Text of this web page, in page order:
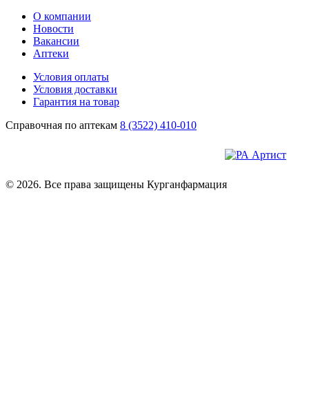
О компании
Новости
Вакансии
Аптеки
Условия оплаты
Условия доставки
Гарантия на товар
Справочная по аптекам 8 (3522) 410-010
© 2026. Все права защищены Курганфармация